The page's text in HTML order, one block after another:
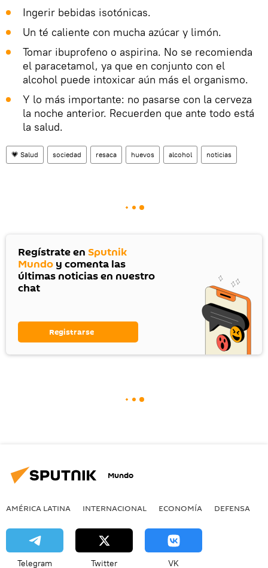
Ingerir bebidas isotónicas.
Un té caliente con mucha azúcar y limón.
Tomar ibuprofeno o aspirina. No se recomienda
el paracetamol, ya que en conjunto con el
alcohol puede intoxicar aún más el organismo.
Y lo más importante: no pasarse con la cerveza
la noche anterior. Recuerden que ante todo está
la salud.
💗 Salud sociedad resaca huevos alcohol noticias
Regístrate en Sputnik
Mundo y comenta las
últimas noticias en nuestro
chat
Registrarse
Mundo
AMÉRICA LATINA INTERNACIONAL ECONOMÍA DEFENSA
Telegram Twitter VK